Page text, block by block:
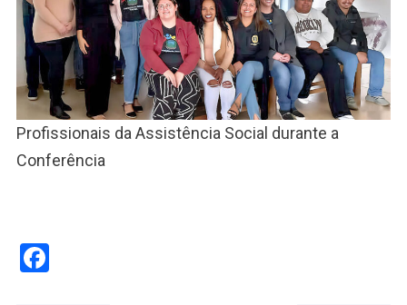
Profissionais da Assistência Social durante a
Conferência
Facebook